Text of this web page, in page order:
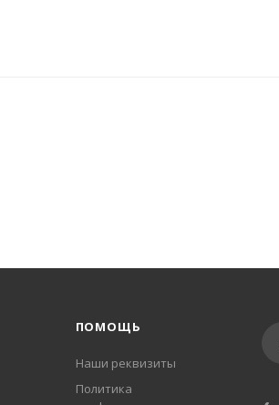
ПОМОЩЬ
Наши реквизиты
Политика